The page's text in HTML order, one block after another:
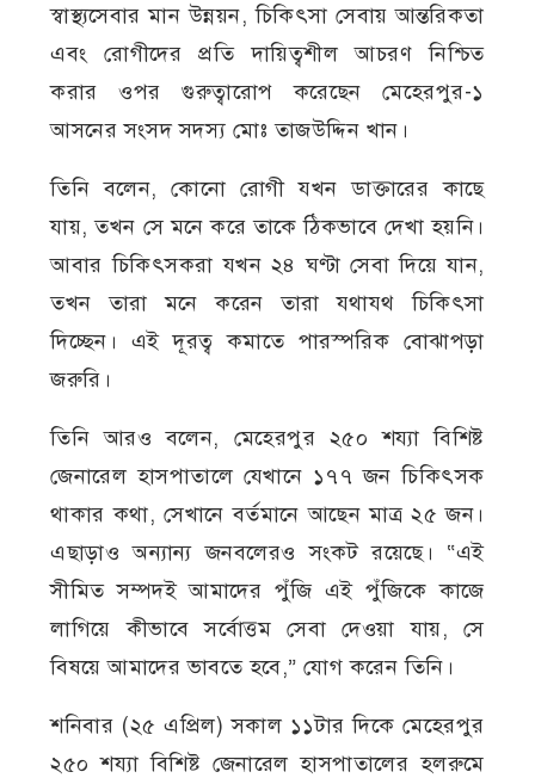
স্বাস্থ্যসেবার মান উন্নয়ন, চিকিৎসা সেবায় আন্তরিকতা
এবং রোগীদের প্রতি দায়িত্বশীল আচরণ নিশ্চিত
করার ওপর গুরুত্বারোপ করেছেন মেহেরপুর-১
আসনের সংসদ সদস্য মোঃ তাজউদ্দিন খান।
তিনি বলেন, কোনো রোগী যখন ডাক্তারের কাছে
যায়, তখন সে মনে করে তাকে ঠিকভাবে দেখা হয়নি।
আবার চিকিৎসকরা যখন ২৪ ঘণ্টা সেবা দিয়ে যান,
তখন তারা মনে করেন তারা যথাযথ চিকিৎসা
দিচ্ছেন। এই দূরত্ব কমাতে পারস্পরিক বোঝাপড়া
জরুরি।
তিনি আরও বলেন, মেহেরপুর ২৫০ শয্যা বিশিষ্ট
জেনারেল হাসপাতালে যেখানে ১৭৭ জন চিকিৎসক
থাকার কথা, সেখানে বর্তমানে আছেন মাত্র ২৫ জন।
এছাড়াও অন্যান্য জনবলেরও সংকট রয়েছে। “এই
সীমিত সম্পদই আমাদের পুঁজি এই পুঁজিকে কাজে
লাগিয়ে কীভাবে সর্বোত্তম সেবা দেওয়া যায়, সে
বিষয়ে আমাদের ভাবতে হবে,” যোগ করেন তিনি।
শনিবার (২৫ এপ্রিল) সকাল ১১টার দিকে মেহেরপুর
২৫০ শয্যা বিশিষ্ট জেনারেল হাসপাতালের হলরুমে